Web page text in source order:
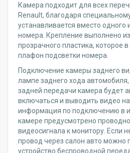
Камера подходит для всех
Renault, благодаря
устанавливается вместо одного
номера. Крепление выполнено
прозрачного пластика, которое
плафон подсветки номера.
Подключение камеры заднего
лампе заднего хода
задней передачи камера будет
включаться и выводить видео
информация по подключению в
камере предусмотрено
видеосигнала к монитору. Если
провод через салон авто можно
устройство беспроводной